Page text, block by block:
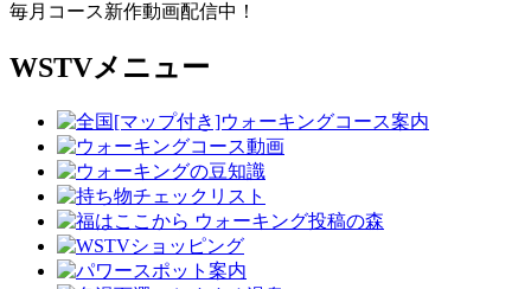
毎月コース新作動画配信中！
WSTVメニュー